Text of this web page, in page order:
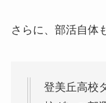
さらに、部活自体
登美丘高校